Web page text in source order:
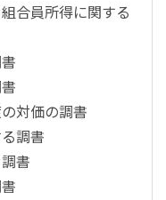
合員所得に関する
対価の調書
調書
書